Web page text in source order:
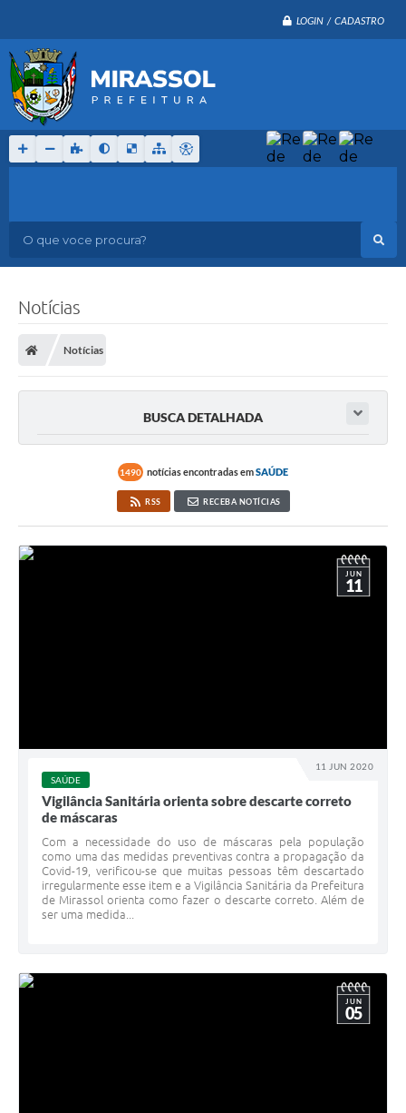
LOGIN / CADASTRO
O que voce procura?
Notícias
Notícias
BUSCA DETALHADA
1490 notícias encontradas emSAÚDE
RSS RECEBA NOTÍCIAS
11 JUN 2020
JUN
11
SAÚDE
Vigilância Sanitária orienta sobre descarte correto
de máscaras
Com a necessidade do uso de máscaras pela população
como uma das medidas preventivas contra a propagação da
Covid-19, verificou-se que muitas pessoas têm descartado
irregularmente esse item e a Vigilância Sanitária da Prefeitura
de Mirassol orienta como fazer o descarte correto. Além de
ser uma medida...
JUN
05